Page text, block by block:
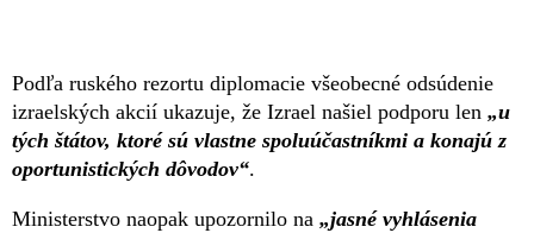
Podľa ruského rezortu diplomacie všeobecné odsúdenie
izraelských akcií ukazuje, že Izrael našiel podporu len „u
tých štátov, ktoré sú vlastne spoluúčastníkmi a konajú z
oportunistických dôvodov“.
Ministerstvo naopak upozornilo na „jasné vyhlásenia